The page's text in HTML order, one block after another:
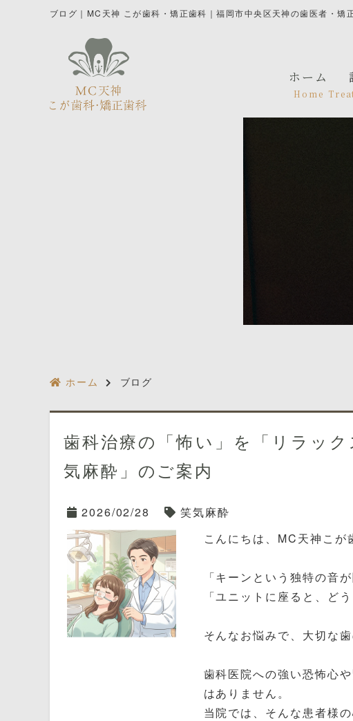
ホーム
Home
ブログ｜MC天神 こが歯科・矯正歯科｜福岡市中央区天神の歯医者・矯
ホーム ブログ
歯科治療の「怖い」を「リラッ
気麻酔」のご案内
2026/02/28
笑気麻酔
こんにちは、MC天神こが
「キーンという独特の音
「ユニットに座ると、ど
そんなお悩みで、大切な
歯科医院への強い恐怖心
はありません。
当院では、そんな患者様